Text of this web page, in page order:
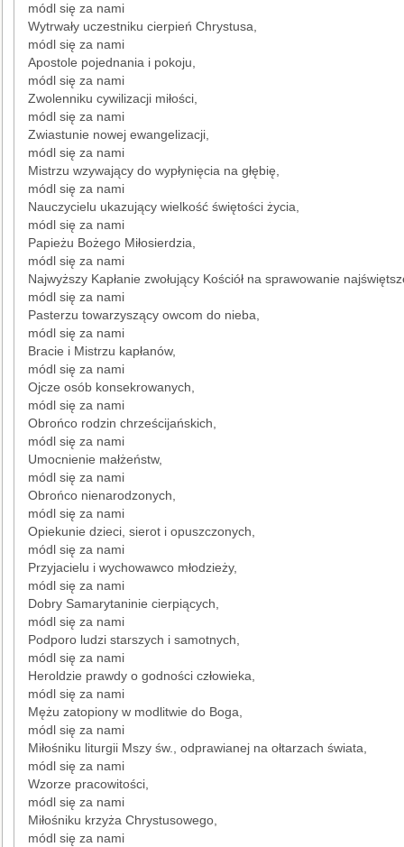
módl się za nami
Wytrwały uczestniku cierpień Chrystusa,
módl się za nami
Apostole pojednania i pokoju,
módl się za nami
Zwolenniku cywilizacji miłości,
módl się za nami
Zwiastunie nowej ewangelizacji,
módl się za nami
Mistrzu wzywający do wypłynięcia na głębię,
módl się za nami
Nauczycielu ukazujący wielkość świętości życia,
módl się za nami
Papieżu Bożego Miłosierdzia,
módl się za nami
Najwyższy Kapłanie zwołujący Kościół na sprawowanie
módl się za nami
Pasterzu towarzyszący owcom do nieba,
módl się za nami
Bracie i Mistrzu kapłanów,
módl się za nami
Ojcze osób konsekrowanych,
módl się za nami
Obrońco rodzin chrześcijańskich,
módl się za nami
Umocnienie małżeństw,
módl się za nami
Obrońco nienarodzonych,
módl się za nami
Opiekunie dzieci, sierot i opuszczonych,
módl się za nami
Przyjacielu i wychowawco młodzieży,
módl się za nami
Dobry Samarytaninie cierpiących,
módl się za nami
Podporo ludzi starszych i samotnych,
módl się za nami
Heroldzie prawdy o godności człowieka,
módl się za nami
Mężu zatopiony w modlitwie do Boga,
módl się za nami
Miłośniku liturgii Mszy św., odprawianej na ołtarzach świata,
módl się za nami
Wzorze pracowitości,
módl się za nami
Miłośniku krzyża Chrystusowego,
módl się za nami